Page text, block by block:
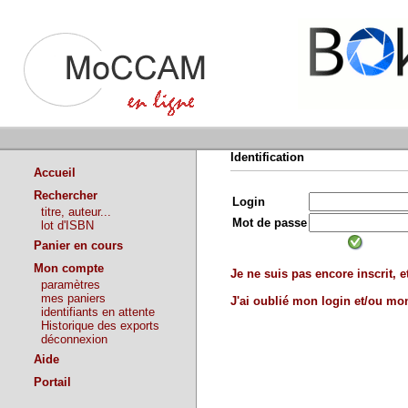
Accueil
Rechercher
titre, auteur...
lot d'ISBN
Panier en cours
Mon compte
paramètres
mes paniers
identifiants en attente
Historique des exports
déconnexion
Aide
Portail
Identification
Login
Mot de passe
Je ne suis pas encore inscrit,
J'ai oublié mon login et/ou